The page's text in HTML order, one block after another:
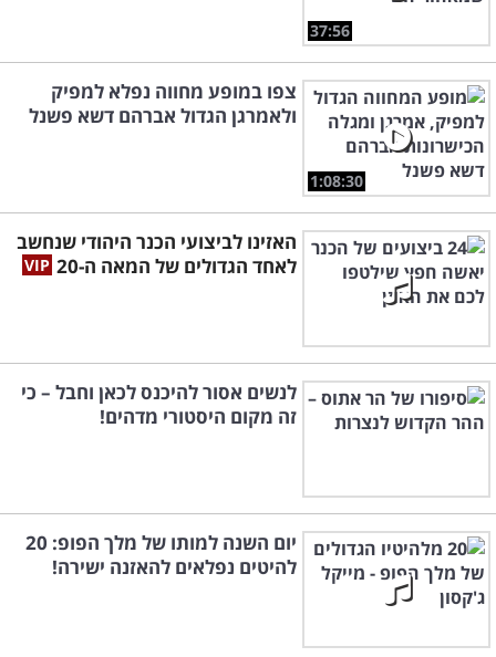
37:56
1:08:30
צפו במופע מחווה נפלא למפיק
ולאמרגן הגדול אברהם דשא פשנל
האזינו לביצועי הכנר היהודי שנחשב
לאחד הגדולים של המאה ה-20
לנשים אסור להיכנס לכאן וחבל – כי
זה מקום היסטורי מדהים!
יום השנה למותו של מלך הפופ: 20
להיטים נפלאים להאזנה ישירה!